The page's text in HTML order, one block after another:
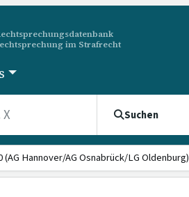
im Strafrecht
Suchen
(AG Hannover/AG Osnabrück/LG Oldenburg)